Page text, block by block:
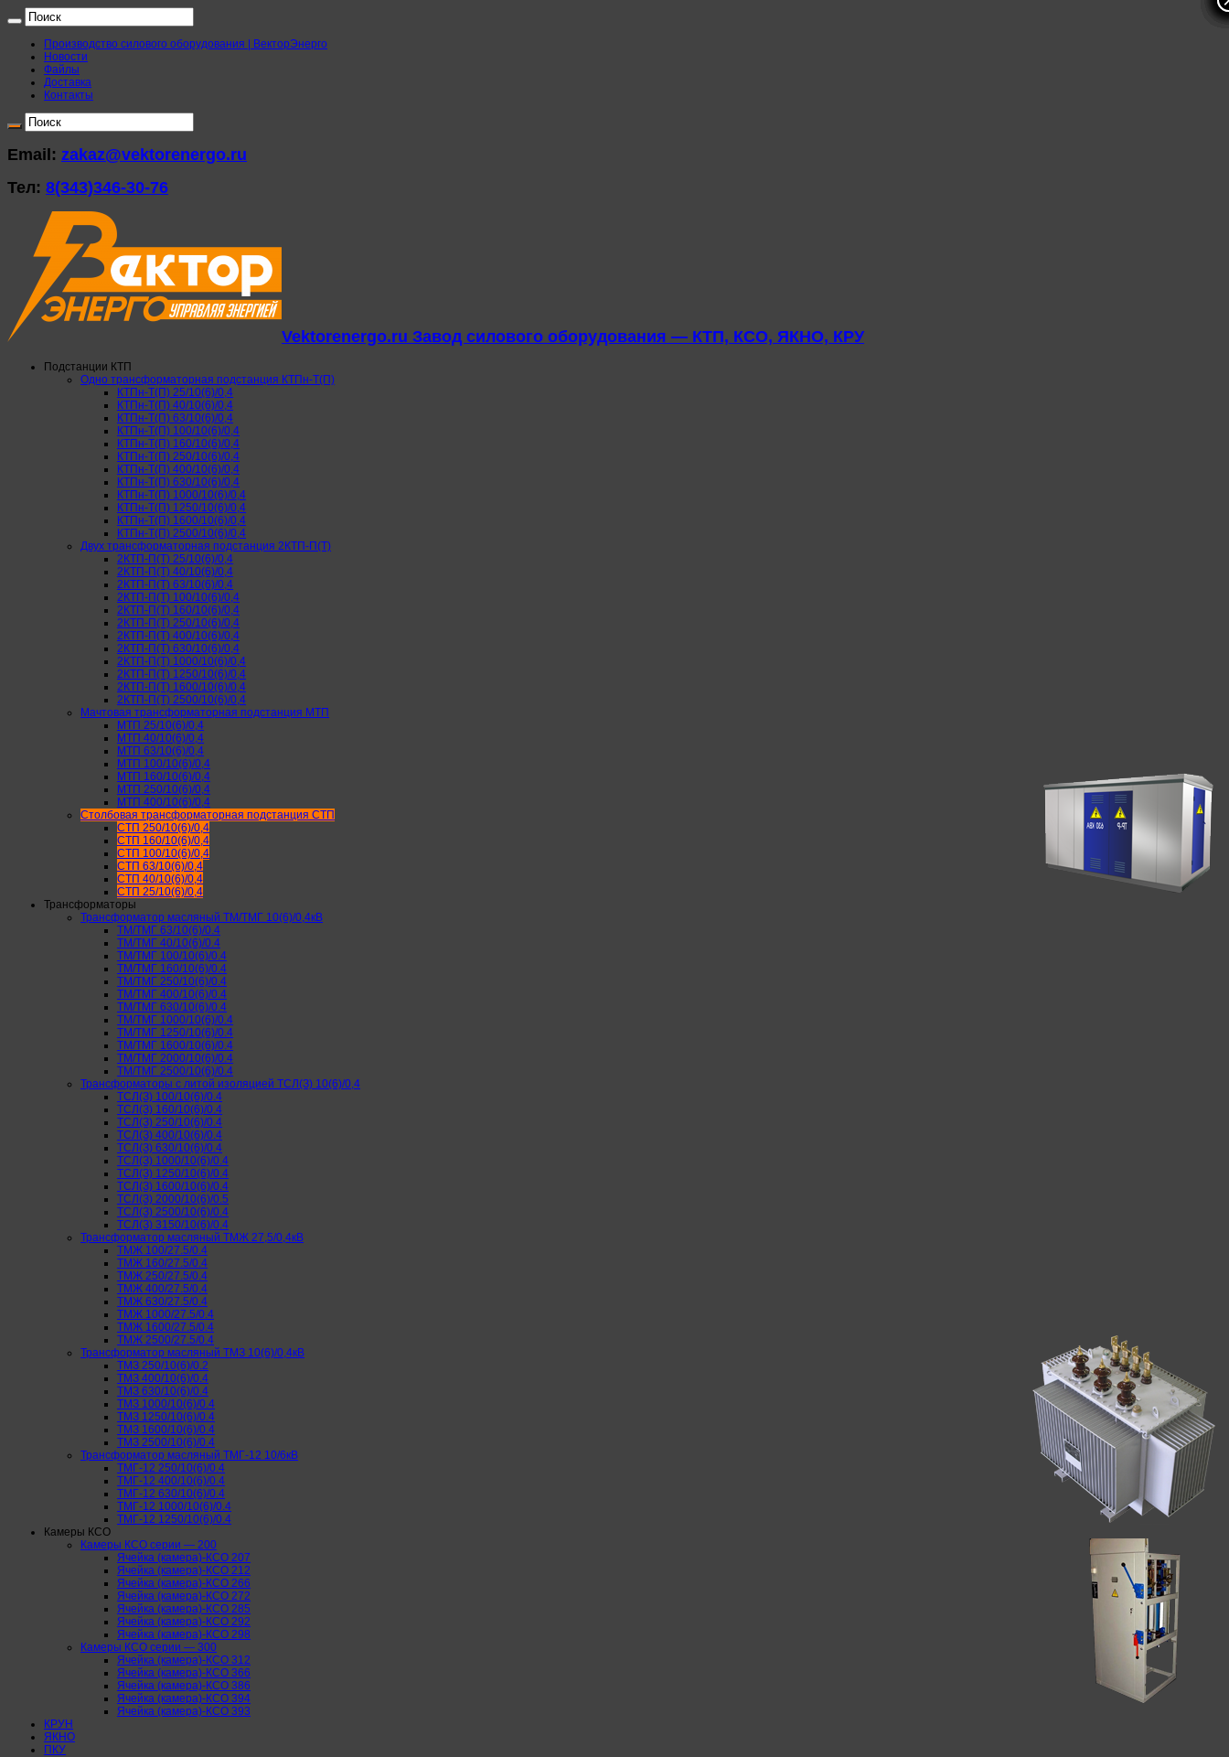
Производство силового оборудования | ВекторЭнерго
Новости
Файлы
Доставка
Контакты
Email: zakaz@vektorenergo.ru
Тел: 8(343)346-30-76
Vektorenergo.ru Завод силового оборудования — КТП, КСО, ЯКНО, КРУ
Подстанции КТП
Одно трансформаторная подстанция КТПн-Т(П)
КТПн-Т(П) 25/10(6)/0,4
КТПн-Т(П) 40/10(6)/0,4
КТПн-Т(П) 63/10(6)/0,4
КТПн-Т(П) 100/10(6)/0,4
КТПн-Т(П) 160/10(6)/0,4
КТПн-Т(П) 250/10(6)/0,4
КТПн-Т(П) 400/10(6)/0,4
КТПн-Т(П) 630/10(6)/0,4
КТПн-Т(П) 1000/10(6)/0,4
КТПн-Т(П) 1250/10(6)/0,4
КТПн-Т(П) 1600/10(6)/0,4
КТПн-Т(П) 2500/10(6)/0,4
Двух трансформаторная подстанция 2КТП-П(Т)
2КТП-П(Т) 25/10(6)/0,4
2КТП-П(Т) 40/10(6)/0,4
2КТП-П(Т) 63/10(6)/0,4
2КТП-П(Т) 100/10(6)/0,4
2КТП-П(Т) 160/10(6)/0,4
2КТП-П(Т) 250/10(6)/0,4
2КТП-П(Т) 400/10(6)/0,4
2КТП-П(Т) 630/10(6)/0,4
2КТП-П(Т) 1000/10(6)/0,4
2КТП-П(Т) 1250/10(6)/0,4
2КТП-П(Т) 1600/10(6)/0,4
2КТП-П(Т) 2500/10(6)/0,4
Мачтовая трансформаторная подстанция МТП
МТП 25/10(6)/0,4
МТП 40/10(6)/0,4
МТП 63/10(6)/0,4
МТП 100/10(6)/0,4
МТП 160/10(6)/0,4
МТП 250/10(6)/0,4
МТП 400/10(6)/0,4
Столбовая трансформаторная подстанция СТП
СТП 250/10(6)/0,4
СТП 160/10(6)/0,4
СТП 100/10(6)/0,4
СТП 63/10(6)/0,4
СТП 40/10(6)/0,4
СТП 25/10(6)/0,4
Трансформаторы
Трансформатор масляный ТМ/ТМГ 10(6)/0,4кВ
ТМ/ТМГ 63/10(6)/0.4
ТМ/ТМГ 40/10(6)/0.4
ТМ/ТМГ 100/10(6)/0.4
ТМ/ТМГ 160/10(6)/0.4
ТМ/ТМГ 250/10(6)/0.4
ТМ/ТМГ 400/10(6)/0.4
ТМ/ТМГ 630/10(6)/0.4
ТМ/ТМГ 1000/10(6)/0.4
ТМ/ТМГ 1250/10(6)/0.4
ТМ/ТМГ 1600/10(6)/0.4
ТМ/ТМГ 2000/10(6)/0.4
ТМ/ТМГ 2500/10(6)/0.4
Трансформаторы с литой изоляцией ТСЛ(З) 10(6)/0,4
ТСЛ(З) 100/10(6)/0.4
ТСЛ(З) 160/10(6)/0.4
ТСЛ(З) 250/10(6)/0.4
ТСЛ(З) 400/10(6)/0.4
ТСЛ(З) 630/10(6)/0.4
ТСЛ(З) 1000/10(6)/0.4
ТСЛ(З) 1250/10(6)/0.4
ТСЛ(З) 1600/10(6)/0.4
ТСЛ(З) 2000/10(6)/0.5
ТСЛ(З) 2500/10(6)/0.4
ТСЛ(З) 3150/10(6)/0.4
Трансформатор масляный ТМЖ 27,5/0,4кВ
ТМЖ 100/27.5/0.4
ТМЖ 160/27.5/0.4
ТМЖ 250/27.5/0.4
ТМЖ 400/27.5/0.4
ТМЖ 630/27.5/0.4
ТМЖ 1000/27.5/0.4
ТМЖ 1600/27.5/0.4
ТМЖ 2500/27.5/0.4
Трансформатор масляный ТМЗ 10(6)/0,4кВ
ТМЗ 250/10(6)/0.2
ТМЗ 400/10(6)/0.4
ТМЗ 630/10(6)/0.4
ТМЗ 1000/10(6)/0.4
ТМЗ 1250/10(6)/0.4
ТМЗ 1600/10(6)/0.4
ТМЗ 2500/10(6)/0.4
Трансформатор масляный ТМГ-12 10/6кВ
ТМГ-12 250/10(6)/0.4
ТМГ-12 400/10(6)/0.4
ТМГ-12 630/10(6)/0.4
ТМГ-12 1000/10(6)/0.4
ТМГ-12 1250/10(6)/0.4
Камеры КСО
Камеры КСО серии — 200
Ячейка (камера)-КСО 207
Ячейка (камера)-КСО 212
Ячейка (камера)-КСО 266
Ячейка (камера)-КСО 272
Ячейка (камера)-КСО 285
Ячейка (камера)-КСО 292
Ячейка (камера)-КСО 298
Камеры КСО серии — 300
Ячейка (камера)-КСО 312
Ячейка (камера)-КСО 366
Ячейка (камера)-КСО 386
Ячейка (камера)-КСО 394
Ячейка (камера)-КСО 393
КРУН
ЯКНО
ПКУ